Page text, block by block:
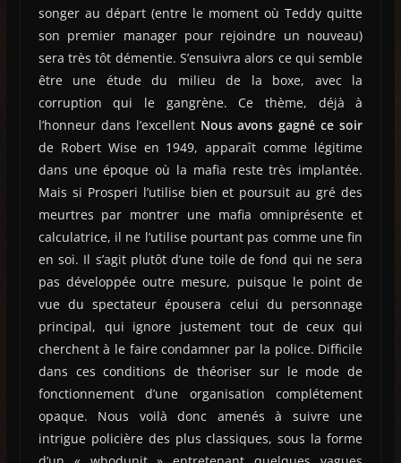
songer au départ (entre le moment où Teddy quitte
son premier manager pour rejoindre un nouveau)
sera très tôt démentie. S’ensuivra alors ce qui semble
être une étude du milieu de la boxe, avec la
corruption qui le gangrène. Ce thème, déjà à
l’honneur dans l’excellent Nous avons gagné ce soir
de Robert Wise en 1949, apparaît comme légitime
dans une époque où la mafia reste très implantée.
Mais si Prosperi l’utilise bien et poursuit au gré des
meurtres par montrer une mafia omniprésente et
calculatrice, il ne l’utilise pourtant pas comme une fin
en soi. Il s’agit plutôt d’une toile de fond qui ne sera
pas développée outre mesure, puisque le point de
vue du spectateur épousera celui du personnage
principal, qui ignore justement tout de ceux qui
cherchent à le faire condamner par la police. Difficile
dans ces conditions de théoriser sur le mode de
fonctionnement d’une organisation complétement
opaque. Nous voilà donc amenés à suivre une
intrigue policière des plus classiques, sous la forme